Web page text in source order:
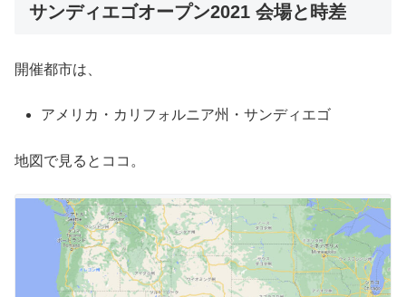
サンディエゴオープン2021 会場と時差
開催都市は、
アメリカ・カリフォルニア州・サンディエゴ
地図で見るとココ。